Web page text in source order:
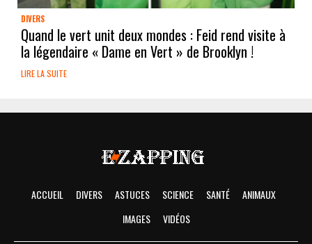
DIVERS
Quand le vert unit deux mondes : Feid rend visite à
la légendaire « Dame en Vert » de Brooklyn !
LIRE LA SUITE
ACCUEIL DIVERS ASTUCES SCIENCE SANTÉ
ANIMAUX
IMAGES
VIDÉOS